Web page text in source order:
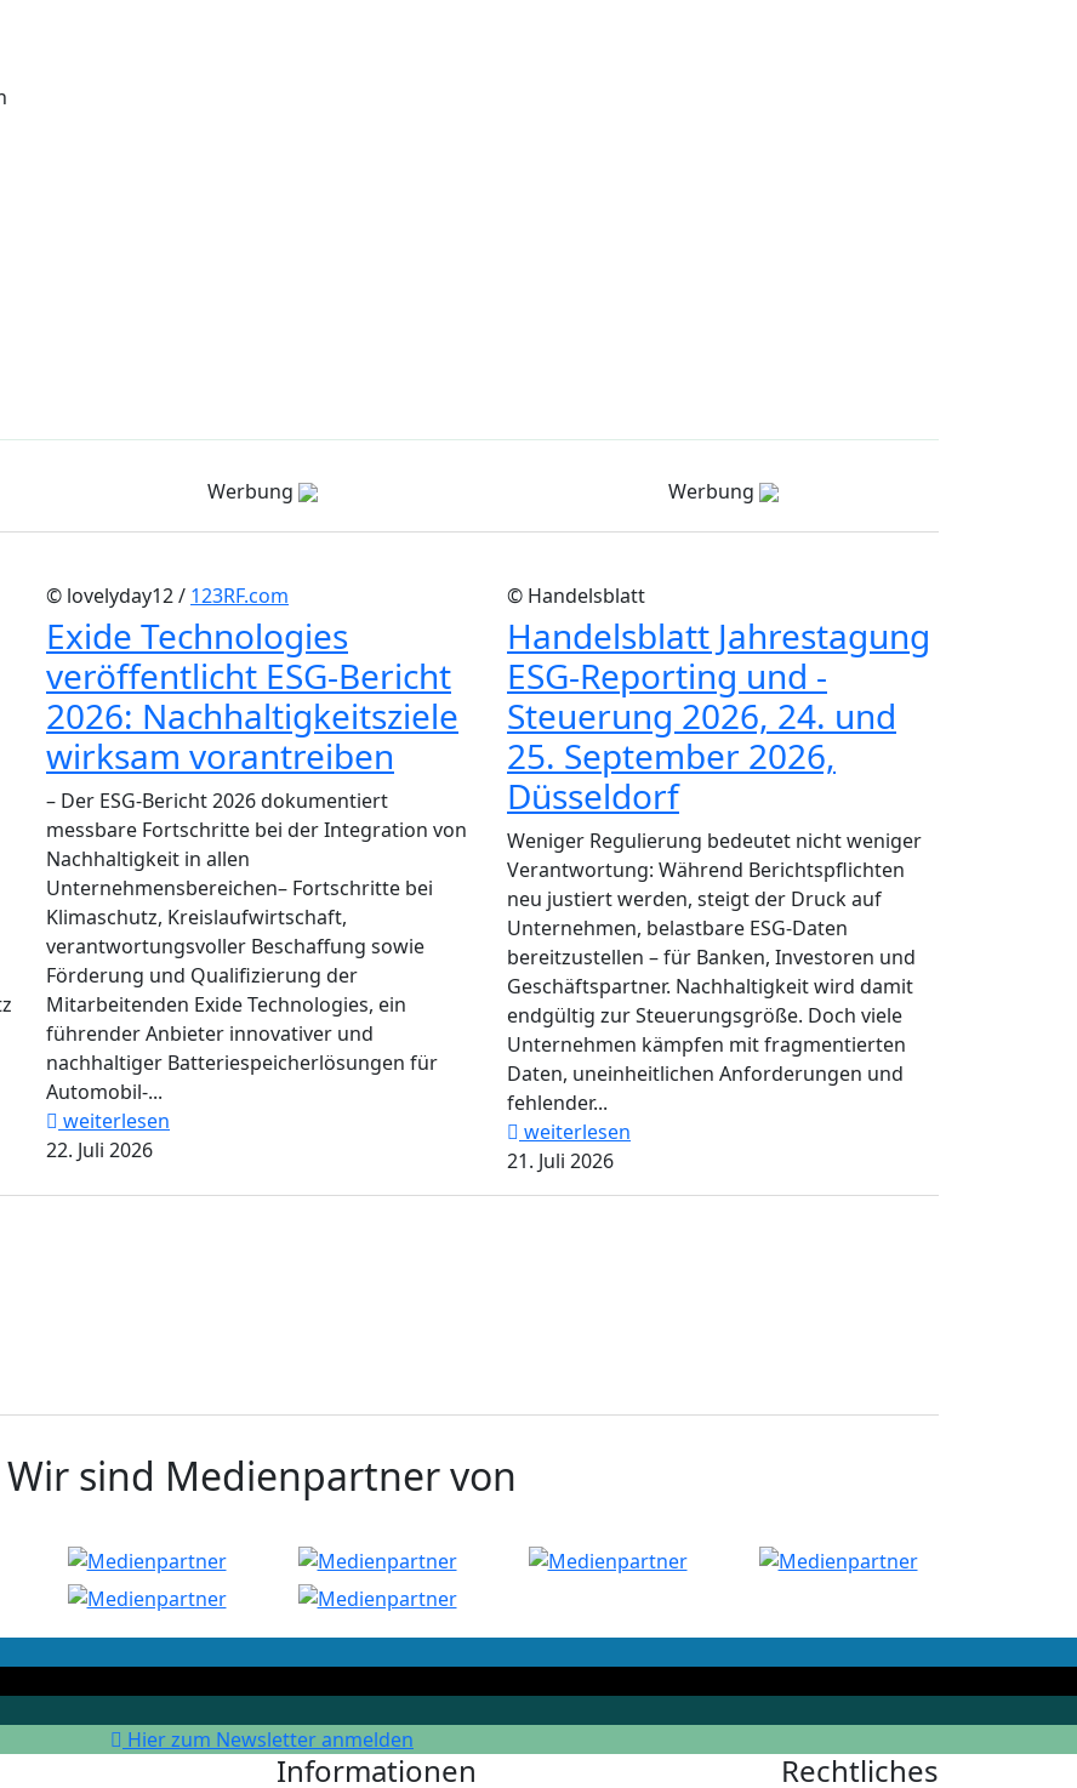
Werbung Werbung
© lovelyday12 / 123RF.com
Exide Technologies
veröffentlicht ESG-Bericht
2026: Nachhaltigkeitsziele
wirksam vorantreiben
– Der ESG-Bericht 2026 dokumentiert
messbare Fortschritte bei der Integration von
Nachhaltigkeit in allen
Unternehmensbereichen– Fortschritte bei
Klimaschutz, Kreislaufwirtschaft,
verantwortungsvoller Beschaffung sowie
Förderung und Qualifizierung der
Mitarbeitenden Exide Technologies, ein
führender Anbieter innovativer und
nachhaltiger Batteriespeicherlösungen für
Automobil-...
weiterlesen
22. Juli 2026
© Handelsblatt
Handelsblatt Jahrestagung
ESG-Reporting und -
Steuerung 2026, 24. und
25. September 2026,
Düsseldorf
Weniger Regulierung bedeutet nicht weniger
Verantwortung: Während Berichtspflichten
neu justiert werden, steigt der Druck auf
Unternehmen, belastbare ESG-Daten
bereitzustellen – für Banken, Investoren und
Geschäftspartner. Nachhaltigkeit wird damit
endgültig zur Steuerungsgröße. Doch viele
Unternehmen kämpfen mit fragmentierten
Daten, uneinheitlichen Anforderungen und
fehlender...
weiterlesen
21. Juli 2026
Wir sind Medienpartner von
Hier zum Newsletter anmelden
Informationen Rechtliches